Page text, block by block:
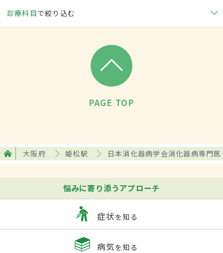
診療科目で絞り込む
PAGE TOP
大阪府 姫松駅 日本消化器病学会消化器病専門医
悩みに寄り添うアプローチ
症状を知る
病気を知る